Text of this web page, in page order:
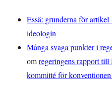
Essä: grunderna för
ideologin
Många svaga punkter i
omregeringens rapport till
kommitté för